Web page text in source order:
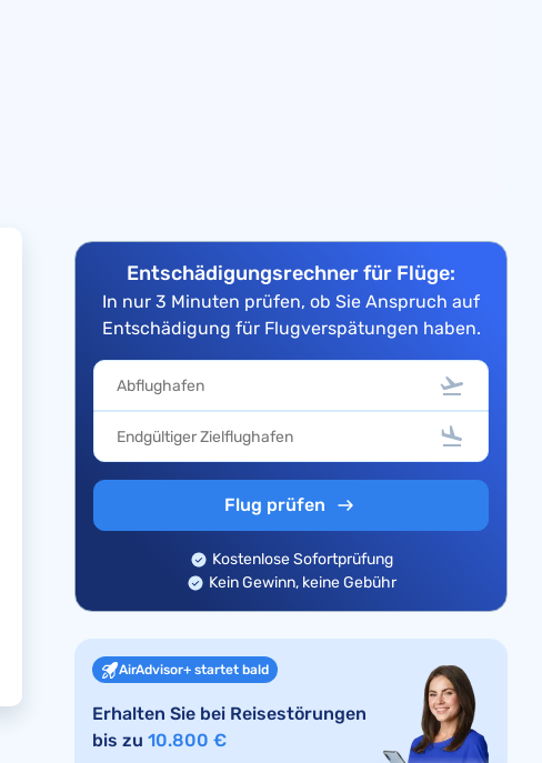
Entschädigungsrechner für Flüge:
In nur 3 Minuten prüfen, ob Sie Anspruch auf
Entschädigung für Flugverspätungen haben.
Flug prüfen
Kostenlose Sofortprüfung
Kein Gewinn, keine Gebühr
AirAdvisor+ startet bald
Erhalten Sie bei Reisestörungen
bis zu 10.800 €